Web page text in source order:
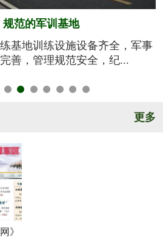
系统的安全保障
安全高于一切！从孩子训练期
方位有效管控，由生活...
更多
》